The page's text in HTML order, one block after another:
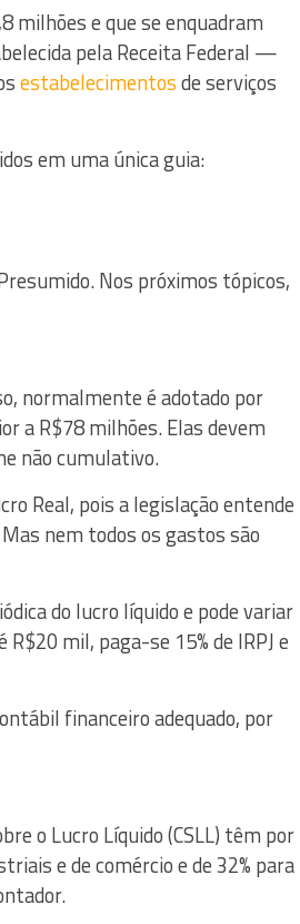
milhões e que se enquadram
pela Receita Federal —
estabelecimentosde serviços
em uma única guia:
Nos próximos tópicos,
normalmente é adotado por
a R$78 milhões. Elas devem
não cumulativo.
Real, pois a legislação entende
nem todos os gastos são
do lucro líquido e pode variar
mil, paga-se 15% de IRPJ e
financeiro adequado, por
o Lucro Líquido (CSLL) têm por
e de comércio e de 32% para